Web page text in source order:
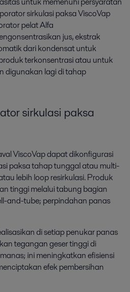
sirkulasi paksaViscoVap
pelatAlfa
jus,ekstrak
dari kondensatuntuk
terkonsentrasi atau untuk
digunakan lagi di tahap
sirkulasi paksa
ViscoVap dapat dikonfigurasi
paksa tahap tunggal atau multi-
lebih loop resirkulasi. Produk
tinggi melalui tabung bagian
and-tube; perpindahan panas
di setiap penukar panas
tegangan geser tinggi di
ini meningkatkan efisiensi
efek pembersihan